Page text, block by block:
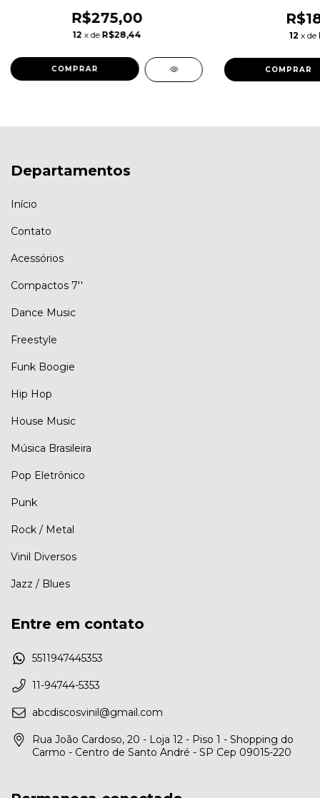
R$275,00
12 x de R$28,44 12 x de
Departamentos
Início
Contato
Acessórios
Compactos 7''
Dance Music
Freestyle
Funk Boogie
Hip Hop
House Music
Música Brasileira
Pop Eletrônico
Punk
Rock / Metal
Vinil Diversos
Jazz / Blues
Entre em contato
5511947445353
11-94744-5353
abcdiscosvinil@gmail.com
Rua João Cardoso, 20 - Loja 12 - Piso 1 - Shopping do
Carmo - Centro de Santo André - SP Cep 09015-220